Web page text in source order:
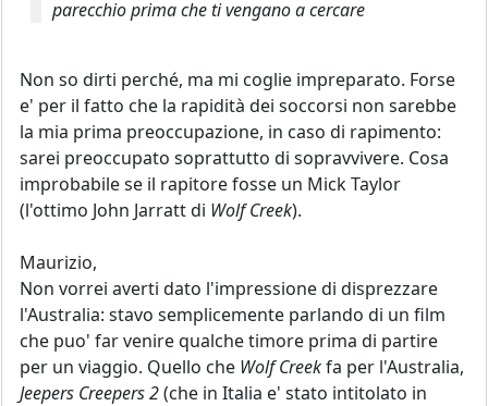
parecchio prima che ti vengano a cercare
Non so dirti perché, ma mi coglie impreparato. Forse
e' per il fatto che la rapidità dei soccorsi non sarebbe
la mia prima preoccupazione, in caso di rapimento:
sarei preoccupato soprattutto di sopravvivere. Cosa
improbabile se il rapitore fosse un Mick Taylor
(l'ottimo John Jarratt di Wolf Creek).
Maurizio,
Non vorrei averti dato l'impressione di disprezzare
l'Australia: stavo semplicemente parlando di un film
che puo' far venire qualche timore prima di partire
per un viaggio. Quello che Wolf Creekfa per l'Australia,
Jeepers Creepers 2(che in Italia e' stato intitolato in